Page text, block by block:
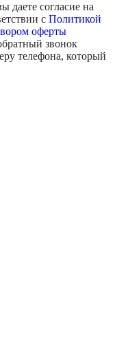
даете согласие на
с Политикой
оферты
звонок
телефона, который